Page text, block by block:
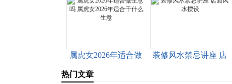
属虎女2026年适合做
适合干什么生意
装修风水禁忌讲座 店
热门文章